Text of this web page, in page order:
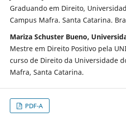
Graduando em Direito,
Campus Mafra. Santa Catarina.
Mariza Schuster Bueno,
Mestre em Direito Positivo pela
curso de Direito da Universidade
Mafra, Santa Catarina.
PDF-A